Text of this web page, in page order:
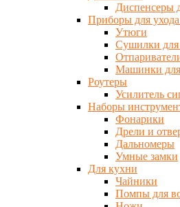
Диспенсеры
Приборы для
Утюги
Сушилки для
Машинки для
Роутеры
Усилитель
Наборы
Фонарики
Дрели и
Дальномеры
Умные замки
Для кухни
Чайники
Помпы для